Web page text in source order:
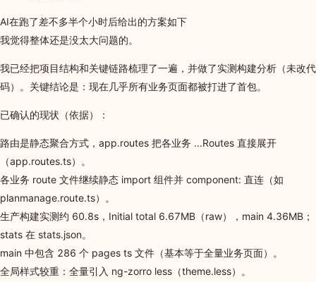
AI在跑了差不多半个小时后给出的方案如下
我觉得整体还是没太大问题的。
我已经把项目结构和关键链路梳理了一遍，并做了实测构建分析（未改代
码）。关键结论是：现在几乎所有业务页面都被打进了首包。
已确认的现状（依据）：
路由是静态聚合方式，app.routes 把各业务 ...Routes 直接展开
（app.routes.ts）。
各业务 route 文件继续静态 import 组件并 component: 直连（如
planmanage.route.ts）。
生产构建实测约 60.8s，Initial total 6.67MB（raw），main 4.36MB；
stats 在 stats.json。
main 中包含 286 个 pages ts 文件（基本等于全量业务页面）。
全局样式较重：全量引入 ng-zorro less（theme.less）。